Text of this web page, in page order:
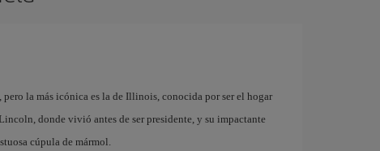
la más icónica es la de Illinois, conocida por ser el hogar
donde vivió antes de ser presidente, y su impactante
cúpula de mármol.